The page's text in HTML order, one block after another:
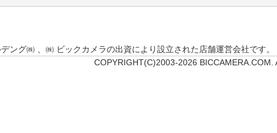
ング㈱ 、㈱ ビックカメラの出資により設立された店舗運営会社です。
COPYRIGHT(C)2003-2026 BICCAMERA.COM.